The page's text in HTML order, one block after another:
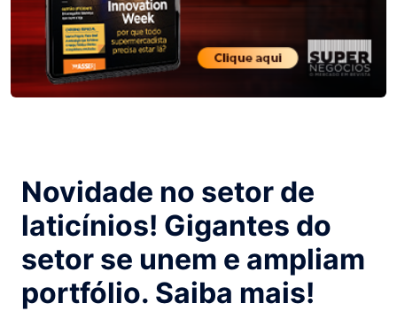
Novidade no setor de
laticínios! Gigantes do
setor se unem e ampliam
portfólio. Saiba mais!